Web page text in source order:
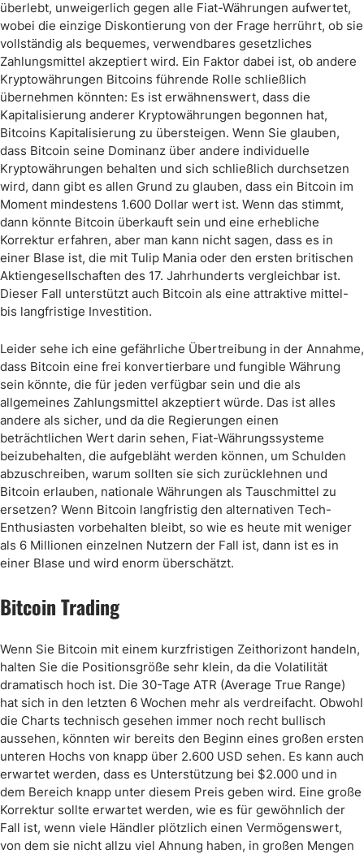
überlebt, unweigerlich gegen alle Fiat-Währungen aufwertet,
wobei die einzige Diskontierung von der Frage herrührt, ob sie
vollständig als bequemes, verwendbares gesetzliches
Zahlungsmittel akzeptiert wird. Ein Faktor dabei ist, ob andere
Kryptowährungen Bitcoins führende Rolle schließlich
übernehmen könnten: Es ist erwähnenswert, dass die
Kapitalisierung anderer Kryptowährungen begonnen hat,
Bitcoins Kapitalisierung zu übersteigen. Wenn Sie glauben,
dass Bitcoin seine Dominanz über andere individuelle
Kryptowährungen behalten und sich schließlich durchsetzen
wird, dann gibt es allen Grund zu glauben, dass ein Bitcoin im
Moment mindestens 1.600 Dollar wert ist. Wenn das stimmt,
dann könnte Bitcoin überkauft sein und eine erhebliche
Korrektur erfahren, aber man kann nicht sagen, dass es in
einer Blase ist, die mit Tulip Mania oder den ersten britischen
Aktiengesellschaften des 17. Jahrhunderts vergleichbar ist.
Dieser Fall unterstützt auch Bitcoin als eine attraktive mittel-
bis langfristige Investition.
Leider sehe ich eine gefährliche Übertreibung in der Annahme,
dass Bitcoin eine frei konvertierbare und fungible Währung
sein könnte, die für jeden verfügbar sein und die als
allgemeines Zahlungsmittel akzeptiert würde. Das ist alles
andere als sicher, und da die Regierungen einen
beträchtlichen Wert darin sehen, Fiat-Währungssysteme
beizubehalten, die aufgebläht werden können, um Schulden
abzuschreiben, warum sollten sie sich zurücklehnen und
Bitcoin erlauben, nationale Währungen als Tauschmittel zu
ersetzen? Wenn Bitcoin langfristig den alternativen Tech-
Enthusiasten vorbehalten bleibt, so wie es heute mit weniger
als 6 Millionen einzelnen Nutzern der Fall ist, dann ist es in
einer Blase und wird enorm überschätzt.
Bitcoin Trading
Wenn Sie Bitcoin mit einem kurzfristigen Zeithorizont handeln,
halten Sie die Positionsgröße sehr klein, da die Volatilität
dramatisch hoch ist. Die 30-Tage ATR (Average True Range)
hat sich in den letzten 6 Wochen mehr als verdreifacht. Obwohl
die Charts technisch gesehen immer noch recht bullisch
aussehen, könnten wir bereits den Beginn eines großen ersten
unteren Hochs von knapp über 2.600 USD sehen. Es kann auch
erwartet werden, dass es Unterstützung bei $2.000 und in
dem Bereich knapp unter diesem Preis geben wird. Eine große
Korrektur sollte erwartet werden, wie es für gewöhnlich der
Fall ist, wenn viele Händler plötzlich einen Vermögenswert,
von dem sie nicht allzu viel Ahnung haben, in großen Mengen